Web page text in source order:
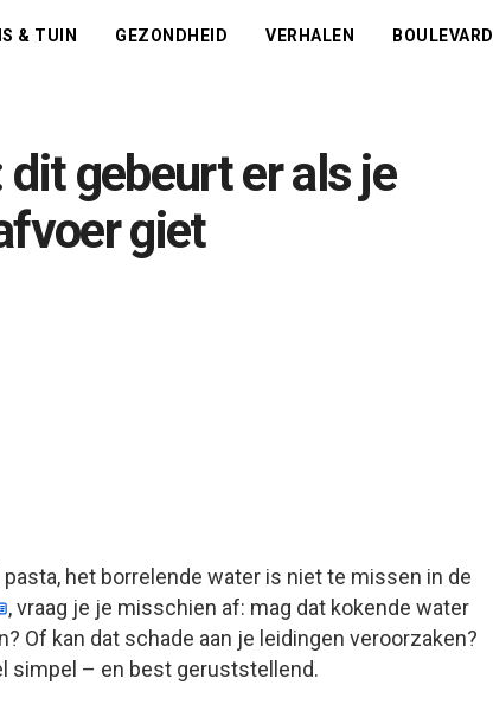
& TUIN GEZONDHEID VERHALEN BOULEVARD
gebeurt er als je
giet
het borrelende water is niet te missen in de
, vraag je je misschien af: mag dat kokende water
Of kan dat schade aan je leidingen veroorzaken?
simpel – en best geruststellend.